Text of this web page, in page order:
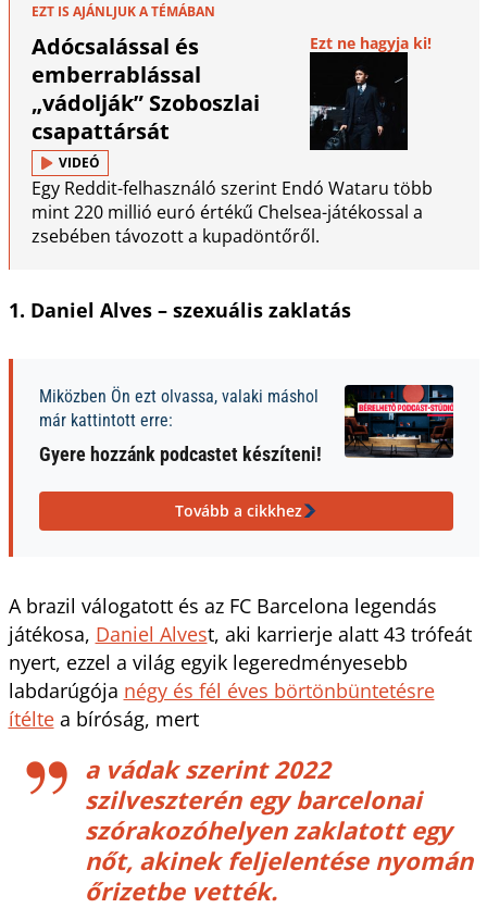
EZT IS AJÁNLJUK A TÉMÁBAN
Adócsalással és
emberrablással
„vádolják” Szoboszlai
csapattársát
Ezt ne hagyja ki!
VIDEÓ
Egy Reddit-felhasználó szerint Endó Wataru több
mint 220 millió euró értékű Chelsea-játékossal a
zsebében távozott a kupadöntőről.
1. Daniel Alves – szexuális zaklatás
Miközben Ön ezt olvassa, valaki máshol
már kattintott erre:
Gyere hozzánk podcastet készíteni!
Tovább a cikkhez
A brazil válogatott és az FC Barcelona legendás
játékosa, Daniel Alvest, aki karrierje alatt 43 trófeát
nyert, ezzel a világ egyik legeredményesebb
labdarúgója négy és fél éves börtönbüntetésre
ítéltea bíróság, mert
a vádak szerint 2022
szilveszterén egy barcelonai
szórakozóhelyen zaklatott egy
nőt, akinek feljelentése nyomán
őrizetbe vették.